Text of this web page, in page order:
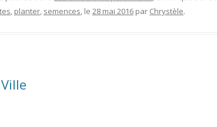
l a y
, planter, semences, le 28 mai 2016 par Chrystèle.